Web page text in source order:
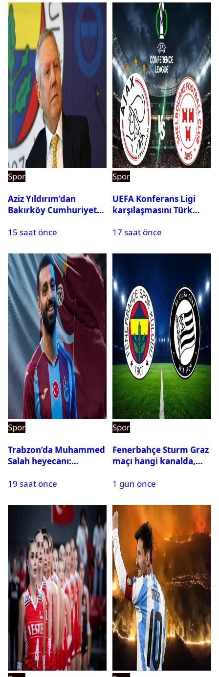
Spor
Aziz Yıldırım’dan
Bakırköy Cumhuriyet
duyurusu
15 saat önce
Spor
UEFA Konferans Ligi
karşılaşmasını Türk
17 saat önce
Spor
Trabzon’da Muhammed
Salah heyecanı:
tükeniyor
19 saat önce
Spor
Fenerbahçe Sturm Graz
maçı hangi kanalda,
1 gün önce